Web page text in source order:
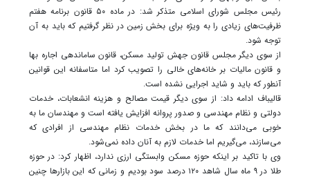
رئیس مجلس شورای اسلامی متذکر شد: در ماده ۵۰ قانون برنامه هفتم
ظرفیت‌های زیادی را به ویژه برای بخش زمین در نظر گرفتیم که باید به آن
توجه شود.
از سوی دیگر مجلس قانون جهش تولید مسکن، قانون ساماندهی اجاره بها
و قانون مالیات بر خانه‌های خالی را تصویب کرد اما متاسفانه این قوانین
آنطور که باید و شاید اجرایی نشده است.
قالیباف ادامه داد: از سوی دیگر قیمت مصالح و هزینه انشعابات، خدمات
دولتی و نظام مهندسی و صدور پروانه افزایش یافته است و مهندسان ما به
خوبی می‌دانند که ما در بخش خدمات نظام مهندسی از افرادی که
می‌سازند، می‌گیریم اما خدمات لازم به آنان داده نمی‌شود.
وی با تاکید بر اینکه حوزه مسکن وابستگی ارزی ندارد، اظهار کرد: در حوزه
طلا در ۹ ماه سال شاهد ۱۲۰ درصد سود بودیم و زمانی که این بازارها چنین